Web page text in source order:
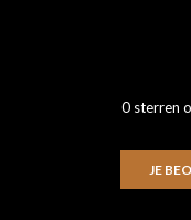
0 sterren
JE